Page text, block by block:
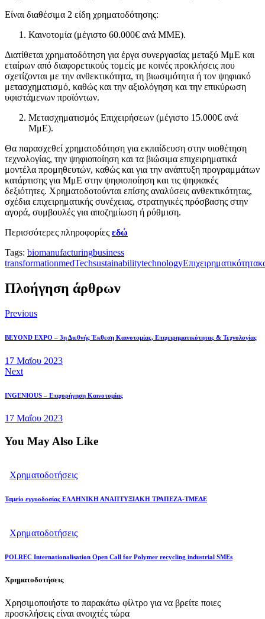
Είναι διαθέσιμα 2 είδη χρηματοδότησης:
Καινοτομία (μέγιστο 60.000€ ανά ΜΜΕ).
Διατίθεται χρηματοδότηση για έργα συνεργασίας μεταξύ ΜμΕ και
εταίρων από διαφορετικούς τομείς με κοινές προκλήσεις που
σχετίζονται με την ανθεκτικότητα, τη βιωσιμότητα ή τον ψηφιακό
μετασχηματισμό, καθώς και την αξιολόγηση και την επικύρωση
υφιστάμενων προϊόντων.
Μετασχηματισμός Επιχειρήσεων (μέγιστο 15.000€ ανά
ΜμΕ).
Θα παρασχεθεί χρηματοδότηση για εκπαίδευση στην υιοθέτηση
τεχνολογίας, την ψηφιοποίηση και τα βιώσιμα επιχειρηματικά
μοντέλα προμηθευτών, καθώς και για την ανάπτυξη προγραμμάτων
κατάρτισης για ΜμΕ στην ψηφιοποίηση και τις ψηφιακές
δεξιότητες. Χρηματοδοτούνται επίσης αναλύσεις ανθεκτικότητας,
σχέδια επιχειρηματικής συνέχειας, στρατηγικές πρόσβασης στην
αγορά, συμβουλές για αποζημίωση ή ρύθμιση.
Περισσότερες πληροφορίες εδώ
Tags: biomanufacturingbusiness
transformationmedTechsustainabilitytechnologyΕπιχειρηματικότητα
Πλοήγηση άρθρων
Previous
BEYOND EXPO – 3η Διεθνής Έκθεση Καινοτομίας, Επιχειρηματικότητας & Τεχνολογίας
17 Μαΐου 2023
Next
INGENIOUS – Επιχορήγηση Καινοτομίας
17 Μαΐου 2023
You May Also Like
Χρηματοδοτήσεις
Ταμείο εγγυοδοσίας ΕΛΛΗΝΙΚΗ ΑΝΑΠΤΥΞΙΑΚΗ ΤΡΑΠΕΖΑ-ΤΜΕΔΕ
Χρηματοδοτήσεις
POLREC Internationalisation Open Call for Polymer recycling industrial SMEs
Χρηματοδοτήσεις
Χρησιμοποιήστε το παρακάτω φίλτρο για να βρείτε ποιες
προσκλήσεις είναι ανοιχτές τώρα